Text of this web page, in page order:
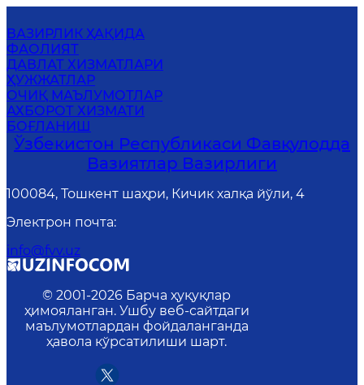
ВАЗИРЛИК ҲАҚИДА
ФАОЛИЯТ
ДАВЛАТ ХИЗМАТЛАРИ
ҲУЖЖАТЛАР
ОЧИҚ МАЪЛУМОТЛАР
АХБОРОТ ХИЗМАТИ
БОҒЛАНИШ
Ўзбекистон Республикаси Фавқулодда
Вазиятлар Вазирлиги
100084, Тошкент шаҳри, Кичик халқа йўли, 4
Электрон почта:
info@fvv.uz
© 2001-2026 Барча ҳуқуқлар
ҳимояланган. Ушбу веб-сайтдаги
маълумотлардан фойдаланганда
ҳавола кўрсатилиши шарт.